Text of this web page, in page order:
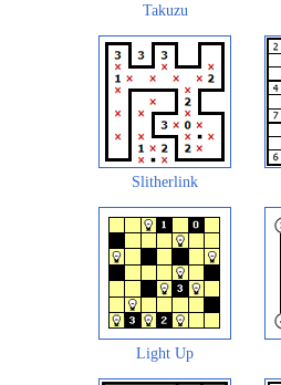
Takuzu
Slitherlink
Light Up